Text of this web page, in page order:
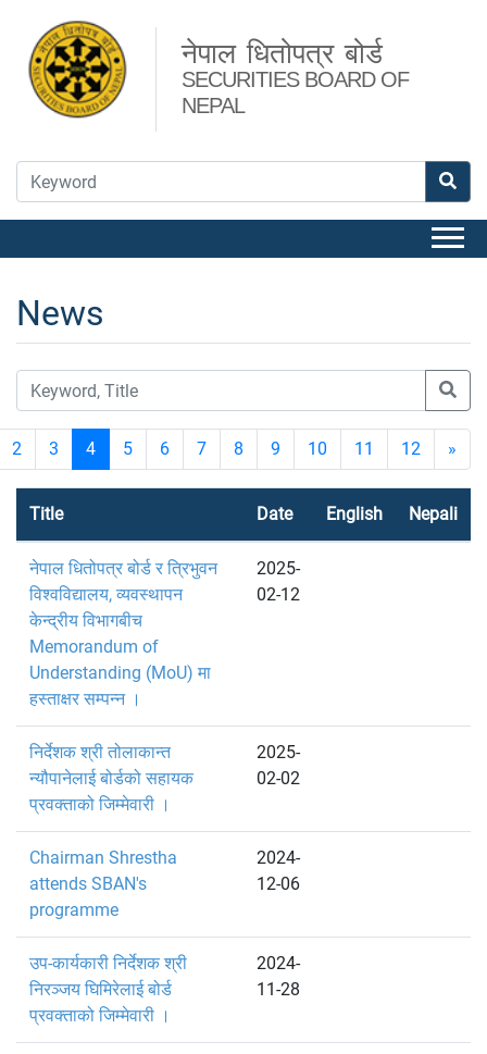
नेपाल धितोपत्र बोर्ड
SECURITIES BOARD OF
NEPAL
News
2 3 4 5 6 7 8 9 10 11 12 »
Title Date English Nepali
नेपाल धितोपत्र बोर्ड र त्रिभुवन
विश्वविद्यालय, व्यवस्थापन
केन्द्रीय विभागबीच
Memorandum of
Understanding (MoU) मा
हस्ताक्षर सम्पन्न ।
2025-
02-12
निर्देशक श्री तोलाकान्त
न्यौपानेलाई बोर्डको सहायक
प्रवक्ताको जिम्मेवारी ।
2025-
02-02
Chairman Shrestha
attends SBAN's
programme
2024-
12-06
उप-कार्यकारी निर्देशक श्री
निरञ्जय घिमिरेलाई बोर्ड
प्रवक्ताको जिम्मेवारी ।
2024-
11-28